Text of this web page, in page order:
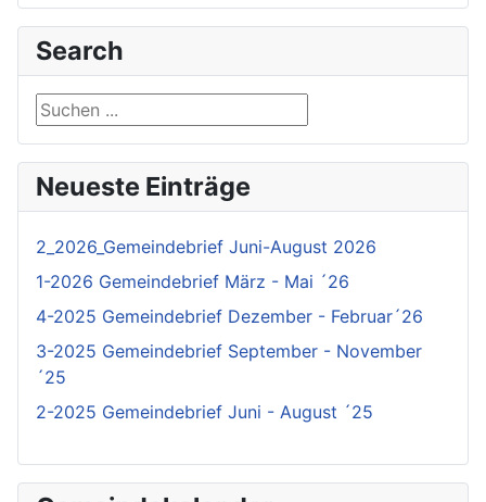
Search
Suchen ...
Neueste Einträge
2_2026_Gemeindebrief Juni-August 2026
1-2026 Gemeindebrief März - Mai ´26
4-2025 Gemeindebrief Dezember - Februar´26
3-2025 Gemeindebrief September - November
´25
2-2025 Gemeindebrief Juni - August ´25